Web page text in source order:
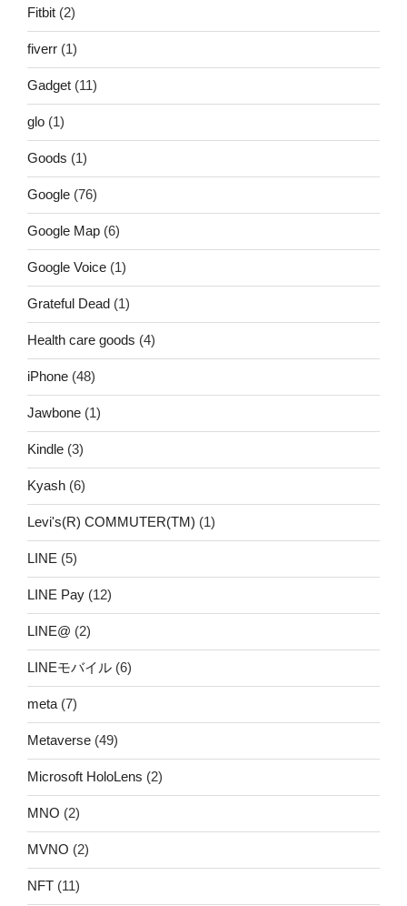
Fitbit (2)
fiverr (1)
Gadget (11)
glo (1)
Goods (1)
Google (76)
Google Map (6)
Google Voice (1)
Grateful Dead (1)
Health care goods (4)
iPhone (48)
Jawbone (1)
Kindle (3)
Kyash (6)
Levi's(R) COMMUTER(TM) (1)
LINE (5)
LINE Pay (12)
LINE@ (2)
LINEモバイル (6)
meta(7)
Metaverse (49)
Microsoft HoloLens (2)
MNO (2)
MVNO (2)
NFT (11)